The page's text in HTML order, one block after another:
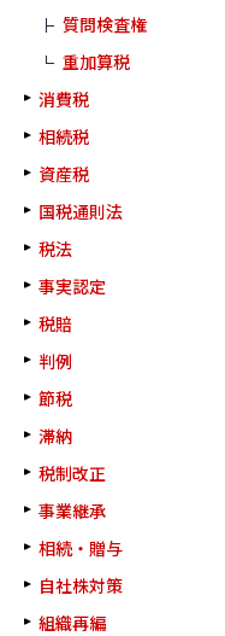
質問検査権
重加算税
消費税
相続税
資産税
国税通則法
税法
事実認定
税賠
判例
節税
滞納
税制改正
事業継承
相続・贈与
自社株対策
組織再編